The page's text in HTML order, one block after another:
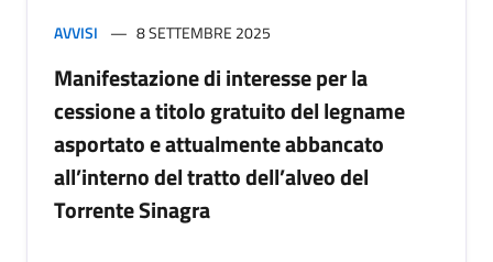
AVVISI 8 SETTEMBRE 2025
Manifestazione di interesse per la
cessione a titolo gratuito del legname
asportato e attualmente abbancato
all’interno del tratto dell’alveo del
Torrente Sinagra